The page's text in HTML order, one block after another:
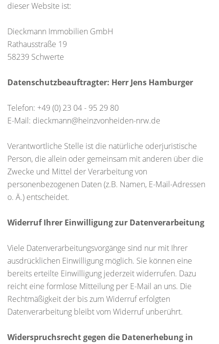
dieser Website ist:
Dieckmann Immobilien GmbH
Rathausstraße 19
58239 Schwerte
Datenschutzbeauftragter: Herr Jens Hamburger
Telefon: +49 (0) 23 04 - 95 29 80
E-Mail: dieckmann@heinzvonheiden-nrw.de
Verantwortliche Stelle ist die natürliche oderjuristische
Person, die allein oder gemeinsam mit anderen über die
Zwecke und Mittel der Verarbeitung von
personenbezogenen Daten (z.B. Namen, E-Mail-Adressen
o. Ä.) entscheidet.
Widerruf Ihrer Einwilligung zur Datenverarbeitung
Viele Datenverarbeitungsvorgänge sind nur mit Ihrer
ausdrücklichen Einwilligung möglich. Sie können eine
bereits erteilte Einwilligung jederzeit widerrufen. Dazu
reicht eine formlose Mitteilung per E-Mail an uns. Die
Rechtmäßigkeit der bis zum Widerruf erfolgten
Datenverarbeitung bleibt vom Widerruf unberührt.
Widerspruchsrecht gegen die Datenerhebung in